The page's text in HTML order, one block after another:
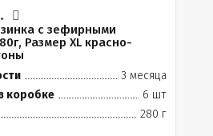
с зефирными
Размер XL красно-
3 месяца
коробке
6 шт
280 г